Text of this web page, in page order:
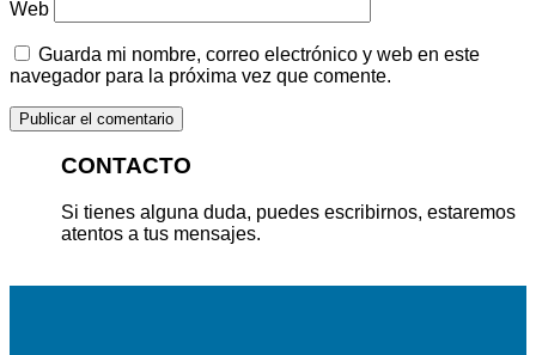
Web
Guarda mi nombre, correo electrónico y web en este
navegador para la próxima vez que comente.
CONTACTO
Si tienes alguna duda, puedes escribirnos, estaremos
atentos a tus mensajes.